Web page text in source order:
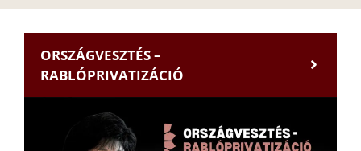
ORSZÁGVESZTÉS –
RABLÓPRIVATIZÁCIÓ